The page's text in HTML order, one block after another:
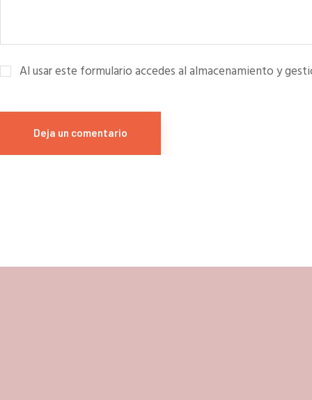
Al usar este formulario accedes al almacenamiento y